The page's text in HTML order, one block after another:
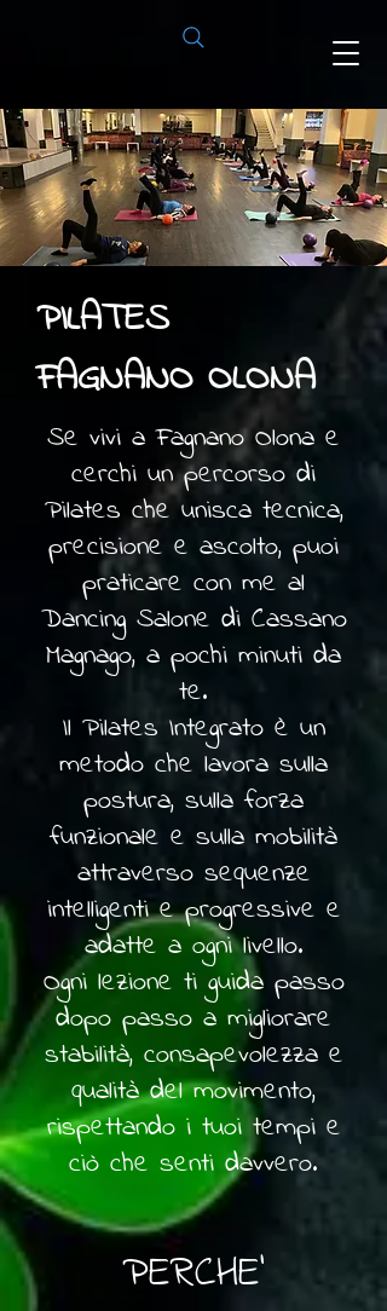
PILATES
FAGNANO OLONA
Se vivi a Fagnano Olona e
cerchi un percorso di
Pilates che unisca tecnica,
precisione e ascolto, puoi
praticare con me al
Dancing Salone di Cassano
Magnago, a pochi minuti da
te.
Il Pilates Integrato è un
metodo che lavora sulla
postura, sulla forza
funzionale e sulla mobilità
attraverso sequenze
intelligenti e progressive e
adatte a ogni livello.
Ogni lezione ti guida passo
dopo passo a migliorare
stabilità, consapevolezza e
qualità del movimento,
rispettando i tuoi tempi e
ciò che senti davvero.
PERCHE'